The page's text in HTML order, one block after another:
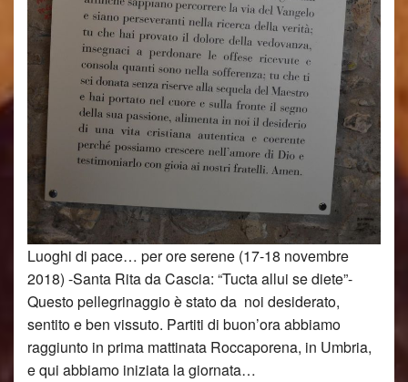
Luoghi di pace… per ore serene (17-18 novembre
2018) -Santa Rita da Cascia: “Tucta allui se diete”-
Questo pellegrinaggio è stato da noi desiderato,
sentito e ben vissuto. Partiti di buon’ora abbiamo
raggiunto in prima mattinata Roccaporena, in Umbria,
e qui abbiamo iniziata la giornata…